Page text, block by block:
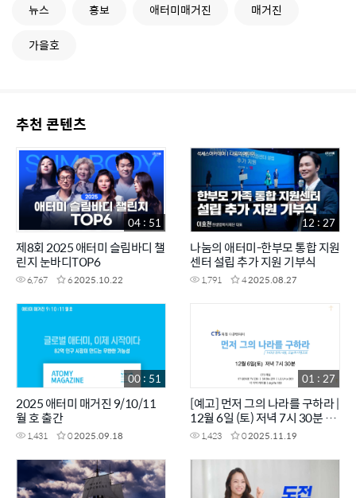
뉴스 홍보 애터미매거진
매거진
가을호
추천 콘텐츠
제8회 2025 애터미 슬림바디 챌
린지 눈바디TOP6
6,767 62025.10.22
04 : 51
나눔의 애터미-한부모 통합 지원
센터 설립 추가 지원 기부식
1,791 42025.08.27
12 : 27
2025 애터미 매거진 9/10/11
월 호 출간
1,431 02025.09.18
00 : 51
[예고] 먼저 그의 나라를 구하라 |
12월 6일 (토) 저녁 7시 30분 방
송 | 140년 전의 사랑, 오늘의 사
명으로 | CTS특집다큐
1,423 02025.11.19
01 : 27